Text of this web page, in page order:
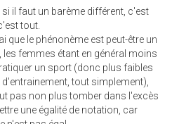
si il faut un barème différent, c'est
tout.
que le phénonème est peut-être un
les femmes étant en général moins
un sport (donc plus faibles
tout simplement),
pas non plus tomber dans l'excès
une égalité de notation, car